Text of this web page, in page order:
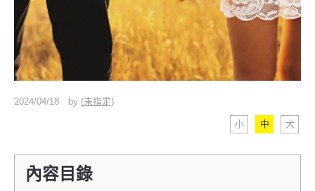
2024/04/18 by (未指定)
小 中 大
內容目錄